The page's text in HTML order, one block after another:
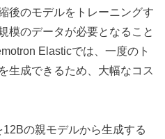
後のモデルをトレーニングす
模のデータが必要となること
Elasticでは、一度のト
生成できるため、大幅なコス
の親モデルから生成する